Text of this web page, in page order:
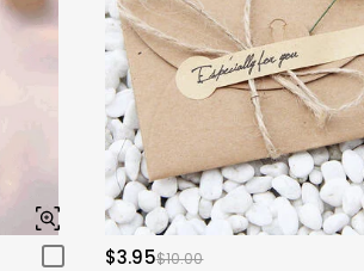
$3.95$10.00